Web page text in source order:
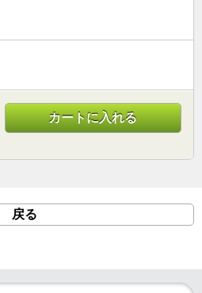
カートに入れる
戻る